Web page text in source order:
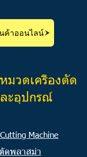
ค้าออนไลน์
มวดเครื่องตัด
ะอุปกรณ์
Machine
ดพลาสม่า